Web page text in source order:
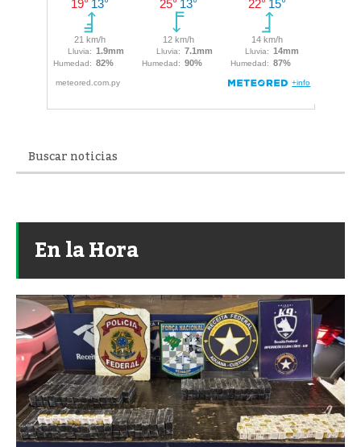
En la Hora